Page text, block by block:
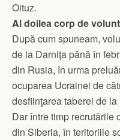
Oituz.
Al doilea corp de
După cum spuneam,
de la Darniţa până în
din Rusia, în urma
ocuparea Ucrainei de
desfiinţarea taberei de la
Dar între timp recrutările
din Siberia, în teritoriile